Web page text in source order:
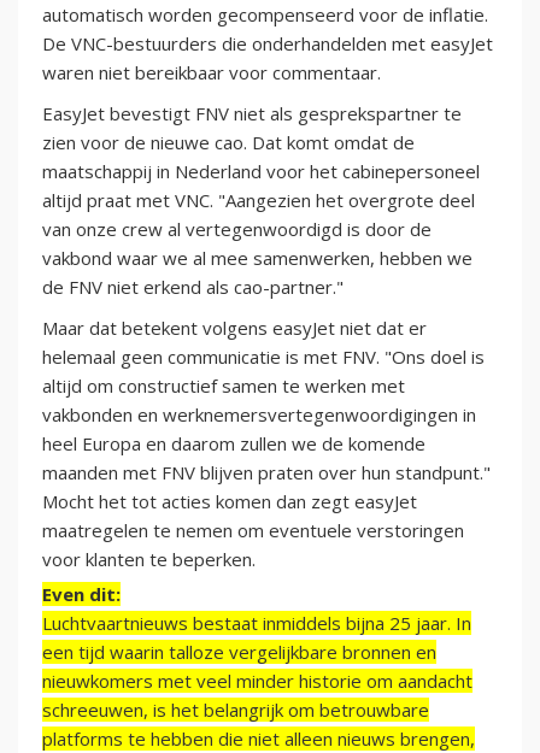
automatisch worden gecompenseerd voor de inflatie.
De VNC-bestuurders die onderhandelden met easyJet
waren niet bereikbaar voor commentaar.
EasyJet bevestigt FNV niet als gesprekspartner te
zien voor de nieuwe cao. Dat komt omdat de
maatschappij in Nederland voor het cabinepersoneel
altijd praat met VNC. "Aangezien het overgrote deel
van onze crew al vertegenwoordigd is door de
vakbond waar we al mee samenwerken, hebben we
de FNV niet erkend als cao-partner."
Maar dat betekent volgens easyJet niet dat er
helemaal geen communicatie is met FNV. "Ons doel is
altijd om constructief samen te werken met
vakbonden en werknemersvertegenwoordigingen in
heel Europa en daarom zullen we de komende
maanden met FNV blijven praten over hun standpunt."
Mocht het tot acties komen dan zegt easyJet
maatregelen te nemen om eventuele verstoringen
voor klanten te beperken.
Even dit:
Luchtvaartnieuws bestaat inmiddels bijna 25 jaar. In
een tijd waarin talloze vergelijkbare bronnen en
nieuwkomers met veel minder historie om aandacht
schreeuwen, is het belangrijk om betrouwbare
platforms te hebben die niet alleen nieuws brengen,